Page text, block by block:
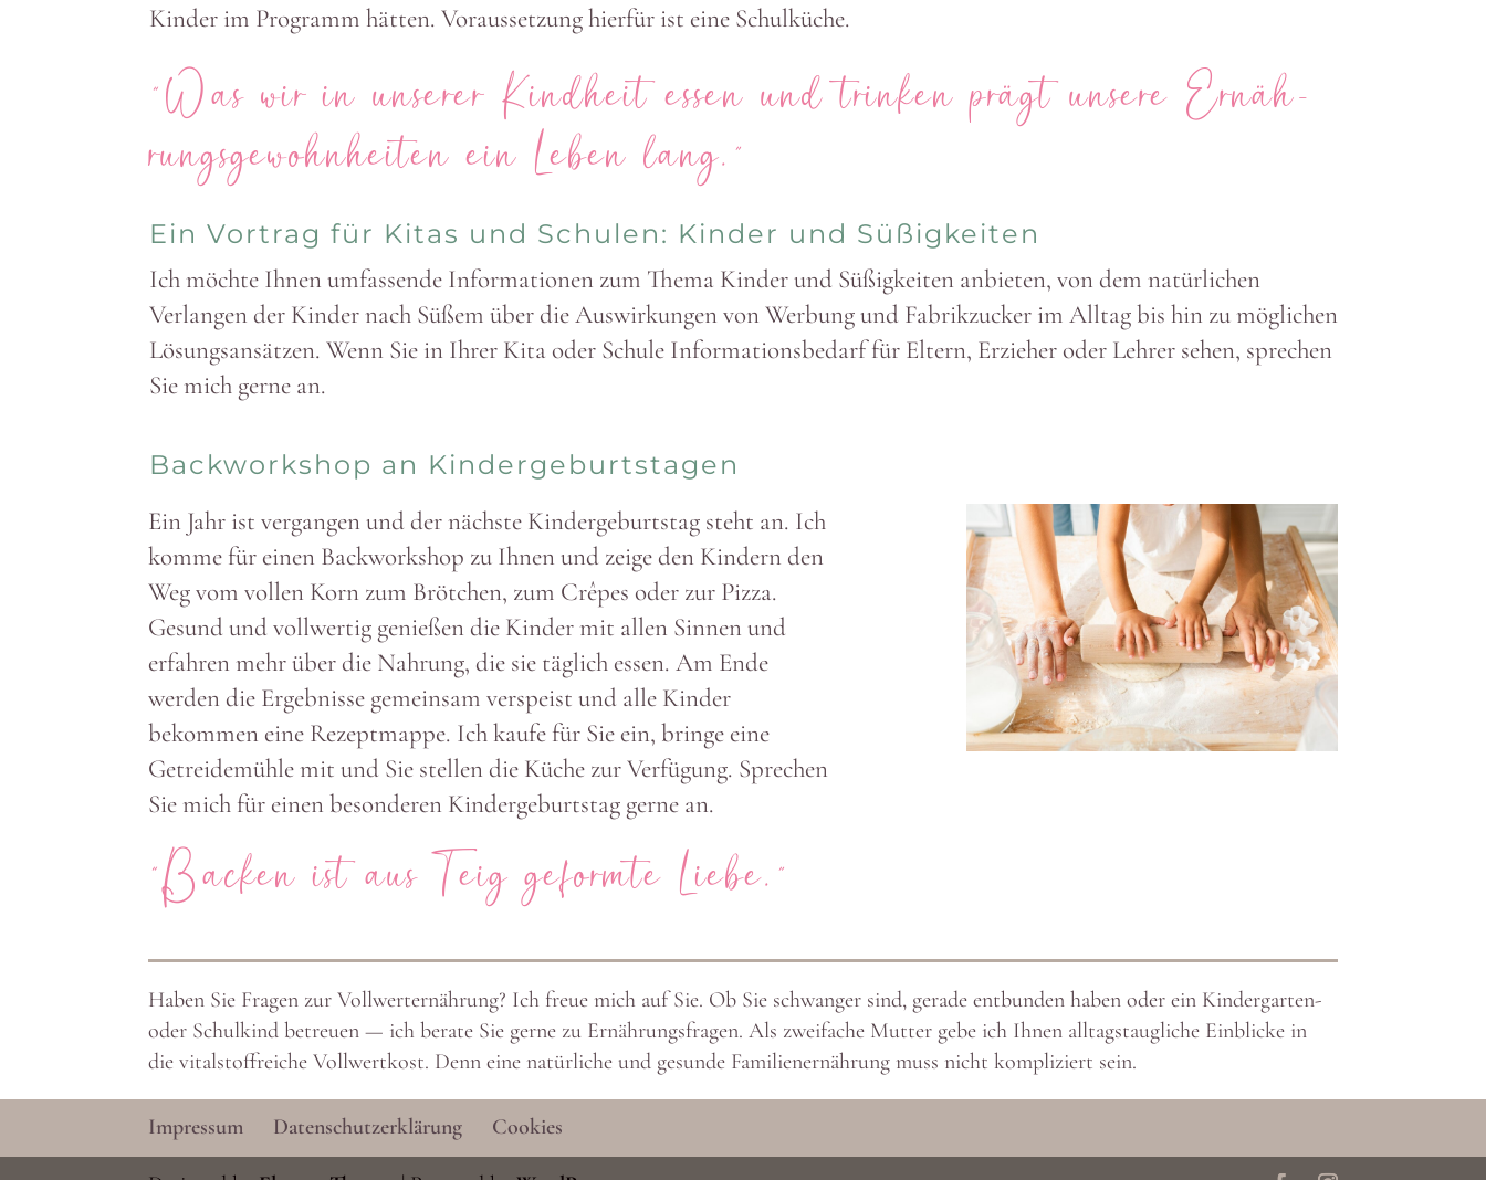
Kinder im Programm hätten. Voraus­setzung hierfür ist eine Schul­küche.
“Was wir in unserer Kindheit essen und trinken prägt unsere Ernäh­
rungs­ge­wohn­heiten ein Leben lang.”
Ein Vortrag für Kitas und Schulen: Kinder und Süßig­keiten
Ich möchte Ihnen umfas­sende Infor­ma­tionen zum Thema Kinder und Süßig­keiten anbieten, von dem natür­lichen
Verlangen der Kinder nach Süßem über die Auswir­kungen von Werbung und Fabrik­zucker im Alltag bis hin zu möglichen
Lösungs­an­sätzen. Wenn Sie in Ihrer Kita oder Schule Infor­ma­ti­ons­bedarf für Eltern, Erzieher oder Lehrer sehen, sprechen
Sie mich gerne an.
Back­workshop an Kinder­ge­burts­tagen
Ein Jahr ist vergangen und der nächste Kinder­ge­burtstag steht an. Ich
komme für einen Back­workshop zu Ihnen und zeige den Kindern den
Weg vom vollen Korn zum Brötchen, zum Crêpes oder zur Pizza.
Gesund und voll­wertig genießen die Kinder mit allen Sinnen und
erfahren mehr über die Nahrung, die sie täglich essen. Am Ende
werden die Ergeb­nisse gemeinsam verspeist und alle Kinder
bekommen eine Rezept­mappe. Ich kaufe für Sie ein, bringe eine
Getrei­de­mühle mit und Sie stellen die Küche zur Verfügung. Sprechen
Sie mich für einen beson­deren Kinder­ge­burtstag gerne an.
“Backen ist aus Teig geformte Liebe.”
Haben Sie Fragen zur Voll­wert­er­nährung? Ich freue mich auf Sie. Ob Sie schwanger sind, gerade entbunden haben oder ein Kinder­garten-
oder Schulkind betreuen — ich berate Sie gerne zu Ernäh­rungs­fragen. Als zwei­fache Mutter gebe ich Ihnen alltags­taug­liche Einblicke in
die vital­stoff­reiche Voll­wertkost. Denn eine natür­liche und gesunde Fami­li­en­er­nährung muss nicht kompli­ziert sein.
Impressum Daten­schutz­er­klärung Cookies